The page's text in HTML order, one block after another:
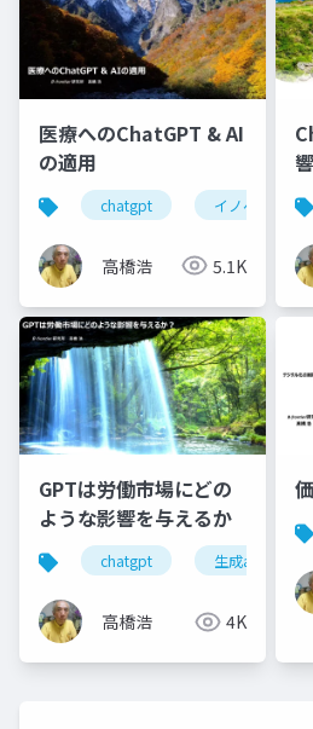
医療へのChatGPT & AI
の適用
chatgpt イノベーション
高橋浩 5.1K
響
GPTは労働市場にどの
ような影響を与えるか
chatgpt 生成aiツール
高橋浩 4K